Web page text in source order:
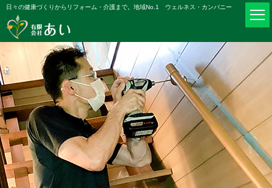
日々の健康づくりからリフォーム・介護まで。地域No.1 ウェルネス・カンパニー